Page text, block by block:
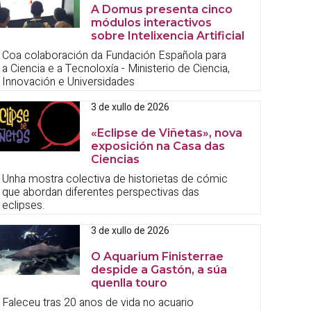
A Domus presenta cinco
módulos interactivos
sobre Intelixencia Artificial
Coa colaboración da Fundación Española para
a Ciencia e a Tecnoloxía - Ministerio de Ciencia,
Innovación e Universidades
3 de xullo de 2026
«Eclipse de Viñetas», nova
exposición na Casa das
Ciencias
Unha mostra colectiva de historietas de cómic
que abordan diferentes perspectivas das
eclipses.
3 de xullo de 2026
O Aquarium Finisterrae
despide a Gastón, a súa
quenlla touro
Faleceu tras 20 anos de vida no acuario